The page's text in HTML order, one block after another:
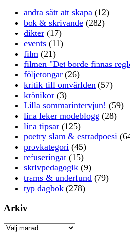
andra sätt att skapa (12)
bok & skrivande (282)
dikter (17)
events (11)
film (21)
filmen "Det borde finnas
följetongar (26)
kritik till omvärlden (57)
krönikor (3)
Lilla sommarintervjun! (59)
lina leker modeblogg (28)
lina tipsar (125)
poetry slam & estradpoesi
provkategori (45)
refuseringar (15)
skrivpedagogik (9)
trams & underfund (79)
typ dagbok (278)
Arkiv
Arkiv